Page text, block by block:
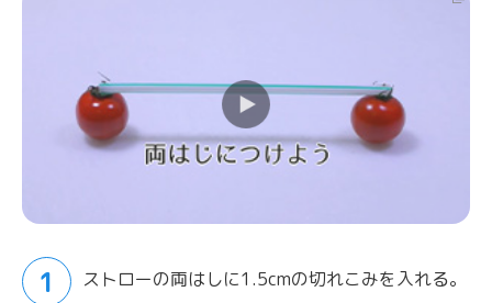
1 ストローの両はしに1.5cmの切れこみを入れる。